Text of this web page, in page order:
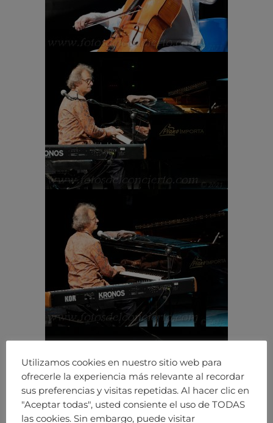
Utilizamos cookies en nuestro sitio web para
ofrecerle la experiencia más relevante al recordar
sus preferencias y visitas repetidas. Al hacer clic en
"Aceptar todas", usted consiente el uso de TODAS
las cookies. Sin embargo, puede visitar